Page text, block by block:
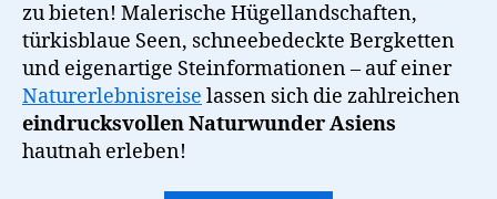
zu bieten! Malerische Hügellandschaften,
türkisblaue Seen, schneebedeckte Bergketten
und eigenartige Steinformationen – auf einer
Naturerlebnisreise lassen sich die zahlreichen
eindrucksvollen Naturwunder Asiens
hautnah erleben!